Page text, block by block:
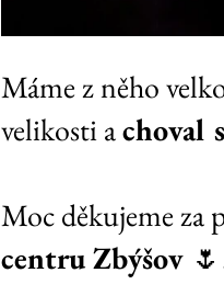
Máme z něho
velikosti a choval
Moc děkujeme za
centru Zbýšov